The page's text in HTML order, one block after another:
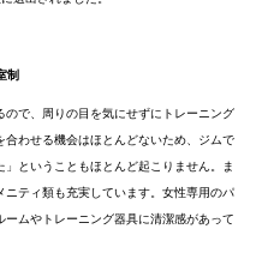
制
ので、周りの目を気にせずにトレーニング
わせる機会はほとんどないため、ジムで
ということもほとんど起こりません。ま
ティ類も充実しています。女性専用のパ
ムやトレーニング器具に清潔感があって